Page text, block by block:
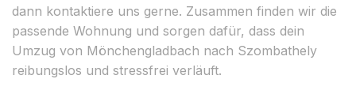
dann kontaktiere uns gerne. Zusammen finden wir die
passende Wohnung und sorgen dafür, dass dein
Umzug von Mönchengladbach nach Szombathely
reibungslos und stressfrei verläuft.